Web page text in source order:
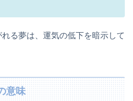
る夢は、運気の低下を暗示して
意味